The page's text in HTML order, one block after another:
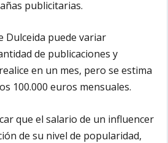
publicitarias.
Dulceida puede variar
de publicaciones y
en un mes, pero se estima
100.000 euros mensuales.
que el salario de un influencer
de su nivel de popularidad,